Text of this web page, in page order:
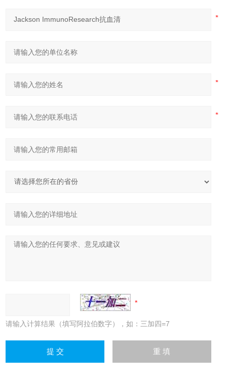
请输入计算结果（填写阿拉伯数字），如：三加四=7